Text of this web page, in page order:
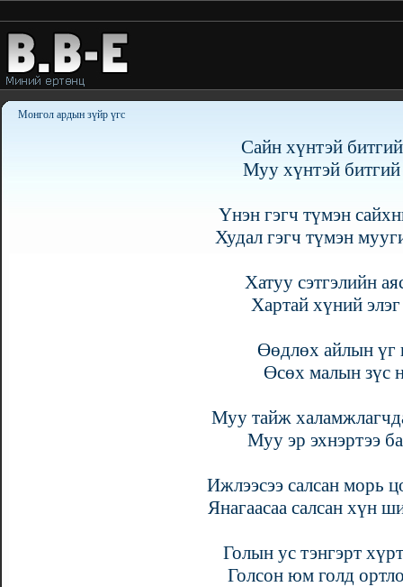
Монгол ардын зүйр үгс
Сайн хүнтэй
Муу хүнтэй битгий
Үнэн гэгч түмэн
Худал гэгч түмэн
Хатуу сэтгэлийн
Хартай хүний
Өөдлөх айлын үг
Өсөх малын зүс
Муу тайж
Муу эр эхнэртээ
Ижлээсээ салсан морь
Янагаасаа салсан хүн
Голын ус тэнгэрт
Голсон юм голд